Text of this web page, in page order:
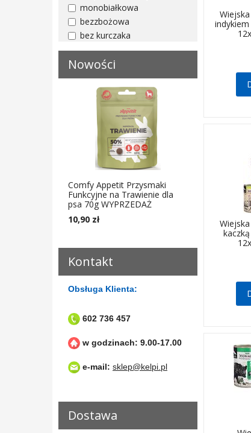
monobiałkowa
bezzbożowa
bez kurczaka
Nowości
Comfy Appetit Przysmaki
Funkcyjne na Trawienie dla
psa 70g WYPRZEDAŻ
10,90 zł
Kontakt
Obsługa Klienta:
602 736 457
w godzinach: 9.00-17.00
e-mail: sklep@kelpi.pl
Dostawa